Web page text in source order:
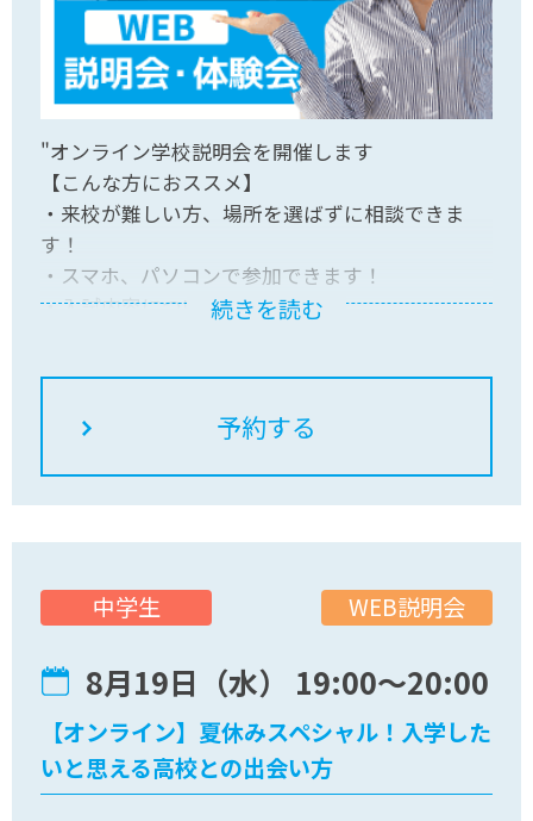
"オンライン学校説明会を開催します
【こんな方におススメ】
・来校が難しい方、場所を選ばずに相談できま
す！
・スマホ、パソコンで参加できます！
・入試内容について知りたい方
続きを読む
WEB説明会
8月19日（水） 19:00〜20:00
中学生
【オンライン】夏休みスペシャル！入学した
いと思える高校との出会い方